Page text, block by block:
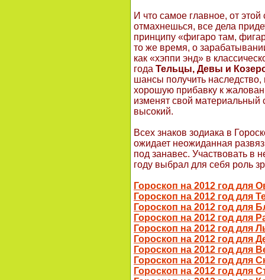
И что самое главное, от этой
отмахнешься, все дела
принципу «фигаро там,
то же время, о
как «хэппи энд» в
года Тельцы, Девы и
шансы получить
хорошую прибавку к
изменят свой материальный
высокий.
Всех знаков зодиака в
ожидает неожиданная
под занавес. Участвовать в
году выбрал для себя роль
Гороскоп на 2012 год для
Гороскоп на 2012 год для
Гороскоп на 2012 год для
Гороскоп на 2012 год для
Гороскоп на 2012 год для
Гороскоп на 2012 год для
Гороскоп на 2012 год для
Гороскоп на 2012 год для
Гороскоп на 2012 год для